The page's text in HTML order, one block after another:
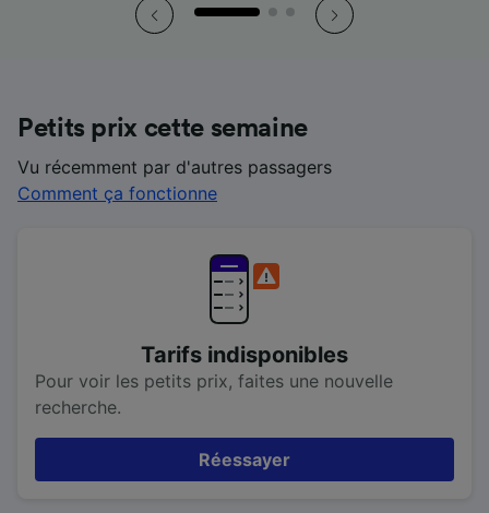
Petits prix cette semaine
Vu récemment par d'autres passagers
Comment ça fonctionne
Tarifs indisponibles
Pour voir les petits prix, faites une nouvelle
recherche.
Réessayer